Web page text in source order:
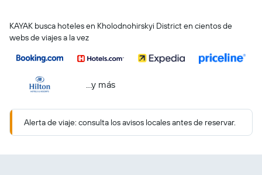
KAYAK busca hoteles en Kholodnohirskyi District en cientos de
webs de viajes a la vez
...y más
Alerta de viaje: consulta los avisos locales antes de reservar.